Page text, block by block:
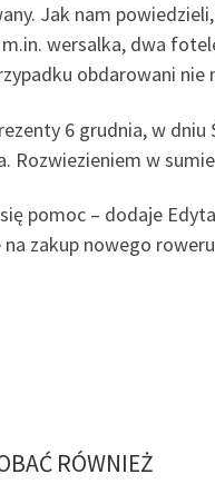
Jak nam
wersalka, dwa
obdarowani nie
6 grudnia, w
Rozwiezieniem w
pomoc – dodaje
zakup nowego
RÓWNIEŻ